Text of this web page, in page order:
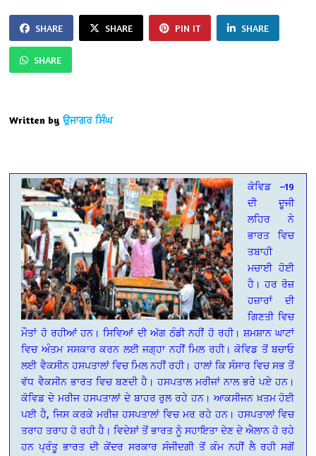
SHARE SHARE PIN IT SHARE
SHARE
Written by ਉਜਾਗਰ ਸਿੰਘ
ਕੋਵਿਡ –19
ਦੀ ਦੂਜੀ
ਲਹਿਰ ਨੇ
ਭਾਰਤ ਵਿਚ
ਤਬਾਹੀ
ਮਚਾਈ ਹੋਈ
ਹੈ। ਹਰ ਰੋਜ਼
ਹਜ਼ਾਰਾਂ ਦੀ
ਗਿਣਤੀ ਵਿਚ
ਮੌਤਾਂ ਹੋ ਰਹੀਆਂ ਹਨ। ਸਿਵਿਆਂ ਦੀ ਅੱਗ ਠੰਡੀ ਨਹੀਂ ਹੋ ਰਹੀ। ਸ਼ਮਸ਼ਾਨ ਘਾਟਾਂ
ਵਿਚ ਅੰਤਮ ਸਸਕਾਰ ਕਰਨ ਲਈ ਜਗ੍ਹਾ ਨਹੀਂ ਮਿਲ ਰਹੀ। ਕੋਵਿਡ ਤੋਂ ਬਚਾਓ
ਲਈ ਵੈਕਸੀਨ ਹਸਪਤਾਲਾਂ ਵਿਚ ਮਿਲ ਨਹੀਂ ਰਹੀ। ਹਾਲਾਂ ਕਿ ਸੰਸਾਰ ਵਿਚ ਸਭ ਤੋਂ
ਵੱਧ ਵੈਕਸੀਨ ਭਾਰਤ ਵਿਚ ਬਣਦੀ ਹੈ। ਹਸਪਤਾਲ ਮਰੀਜਾਂ ਨਾਲ ਭਰੇ ਪਏ ਹਨ।
ਕੋਵਿਡ ਦੇ ਮਰੀਜ ਹਸਪਤਾਲਾਂ ਦੇ ਬਾਹਰ ਰੁਲ ਰਹੇ ਹਨ। ਆਕਸੀਜਨ ਖ਼ਤਮ ਹੋਈ
ਪਈ ਹੈ, ਜਿਸ ਕਰਕੇ ਮਰੀਜ਼ ਹਸਪਤਾਲਾਂ ਵਿਚ ਮਰ ਰਹੇ ਹਨ। ਹਸਪਤਾਲਾਂ ਵਿਚ
ਤਰਾਹ ਤਰਾਹ ਹੋ ਰਹੀ ਹੈ। ਵਿਦੇਸ਼ਾਂ ਤੋਂ ਭਾਰਤ ਨੂੰ ਸਹਾਇਤਾ ਦੇਣ ਦੇ ਐਲਾਨ ਹੋ ਰਹੇ
ਹਨ ਪ੍ਰੰਤੂ ਭਾਰਤ ਦੀ ਕੇਂਦਰ ਸਰਕਾਰ ਸੰਜੀਦਗੀ ਤੋਂ ਕੰਮ ਨਹੀਂ ਲੈ ਰਹੀ ਸਗੋਂ